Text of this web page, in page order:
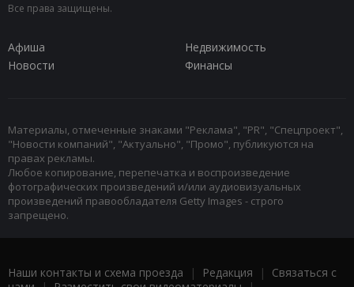
Все права защищены.
Афиша
Недвижимость
Новости
Финансы
Материалы, отмеченные знаками "Реклама", "PR", "Спецпроект",
"Новости компаний", "Актуально", "Промо", публикуются на
правах рекламы.
Любое копирование, перепечатка и воспроизведение
фотографических произведений и/или аудиовизуальных
произведений правообладателя Getty Images - строго
запрещено.
Наши контакты и схема проезда | Редакция | Связаться с